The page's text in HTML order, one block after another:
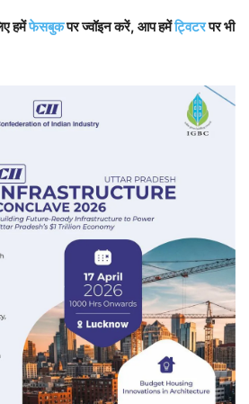
हमेंफेसबुकपर ज्वॉइन करें, आप हमेंट्विटरपर भी